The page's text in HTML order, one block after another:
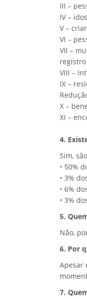
III –
IV –
V –
VI –
VII –
VIII –
IX –
X –
XI –
4.
Sim,
• 50%
• 3%
• 6%
• 3%
5.
Não,
6. Por
Apesar
7.